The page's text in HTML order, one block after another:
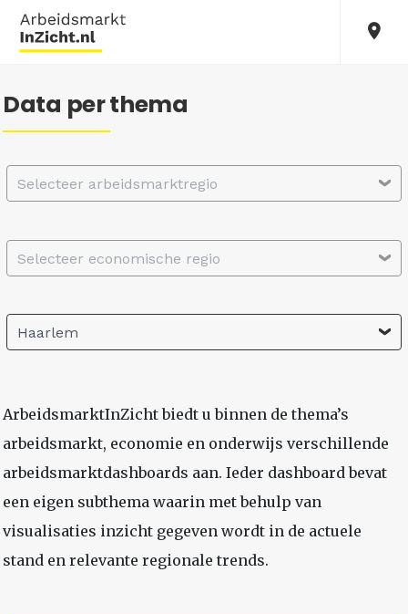
Data per thema
Selecteer arbeidsmarktregio
Selecteer economische regio
Haarlem
ArbeidsmarktInZicht biedt u binnen de thema’s
arbeidsmarkt, economie en onderwijs verschillende
arbeidsmarktdashboards aan. Ieder dashboard bevat
een eigen subthema waarin met behulp van
visualisaties inzicht gegeven wordt in de actuele
stand en relevante regionale trends.